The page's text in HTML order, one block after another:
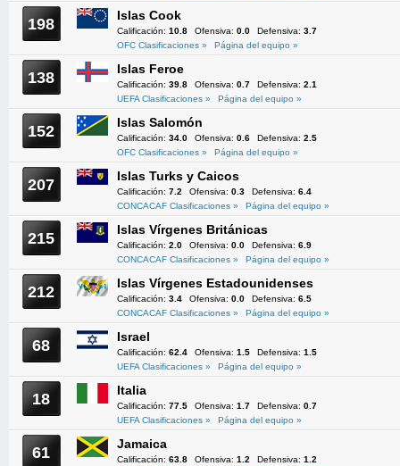
198 Islas Cook
Calificación: 10.8 Ofensiva: 0.0 Defensiva: 3.7
OFC Clasificaciones »
Página del equipo »
138 Islas Feroe
Calificación: 39.8 Ofensiva: 0.7 Defensiva: 2.1
UEFA Clasificaciones »
Página del equipo »
152 Islas Salomón
Calificación: 34.0 Ofensiva: 0.6 Defensiva: 2.5
OFC Clasificaciones »
Página del equipo »
207 Islas Turks y Caicos
Calificación: 7.2 Ofensiva: 0.3 Defensiva: 6.4
CONCACAF Clasificaciones »
Página del equipo »
215 Islas Vírgenes Británicas
Calificación: 2.0 Ofensiva: 0.0 Defensiva: 6.9
CONCACAF Clasificaciones »
Página del equipo »
212 Islas Vírgenes Estadounidenses
Calificación: 3.4 Ofensiva: 0.0 Defensiva: 6.5
CONCACAF Clasificaciones »
Página del equipo »
68 Israel
Calificación: 62.4 Ofensiva: 1.5 Defensiva: 1.5
UEFA Clasificaciones »
Página del equipo »
18 Italia
Calificación: 77.5 Ofensiva: 1.7 Defensiva: 0.7
UEFA Clasificaciones »
Página del equipo »
61 Jamaica
Calificación: 63.8 Ofensiva: 1.2 Defensiva: 1.2